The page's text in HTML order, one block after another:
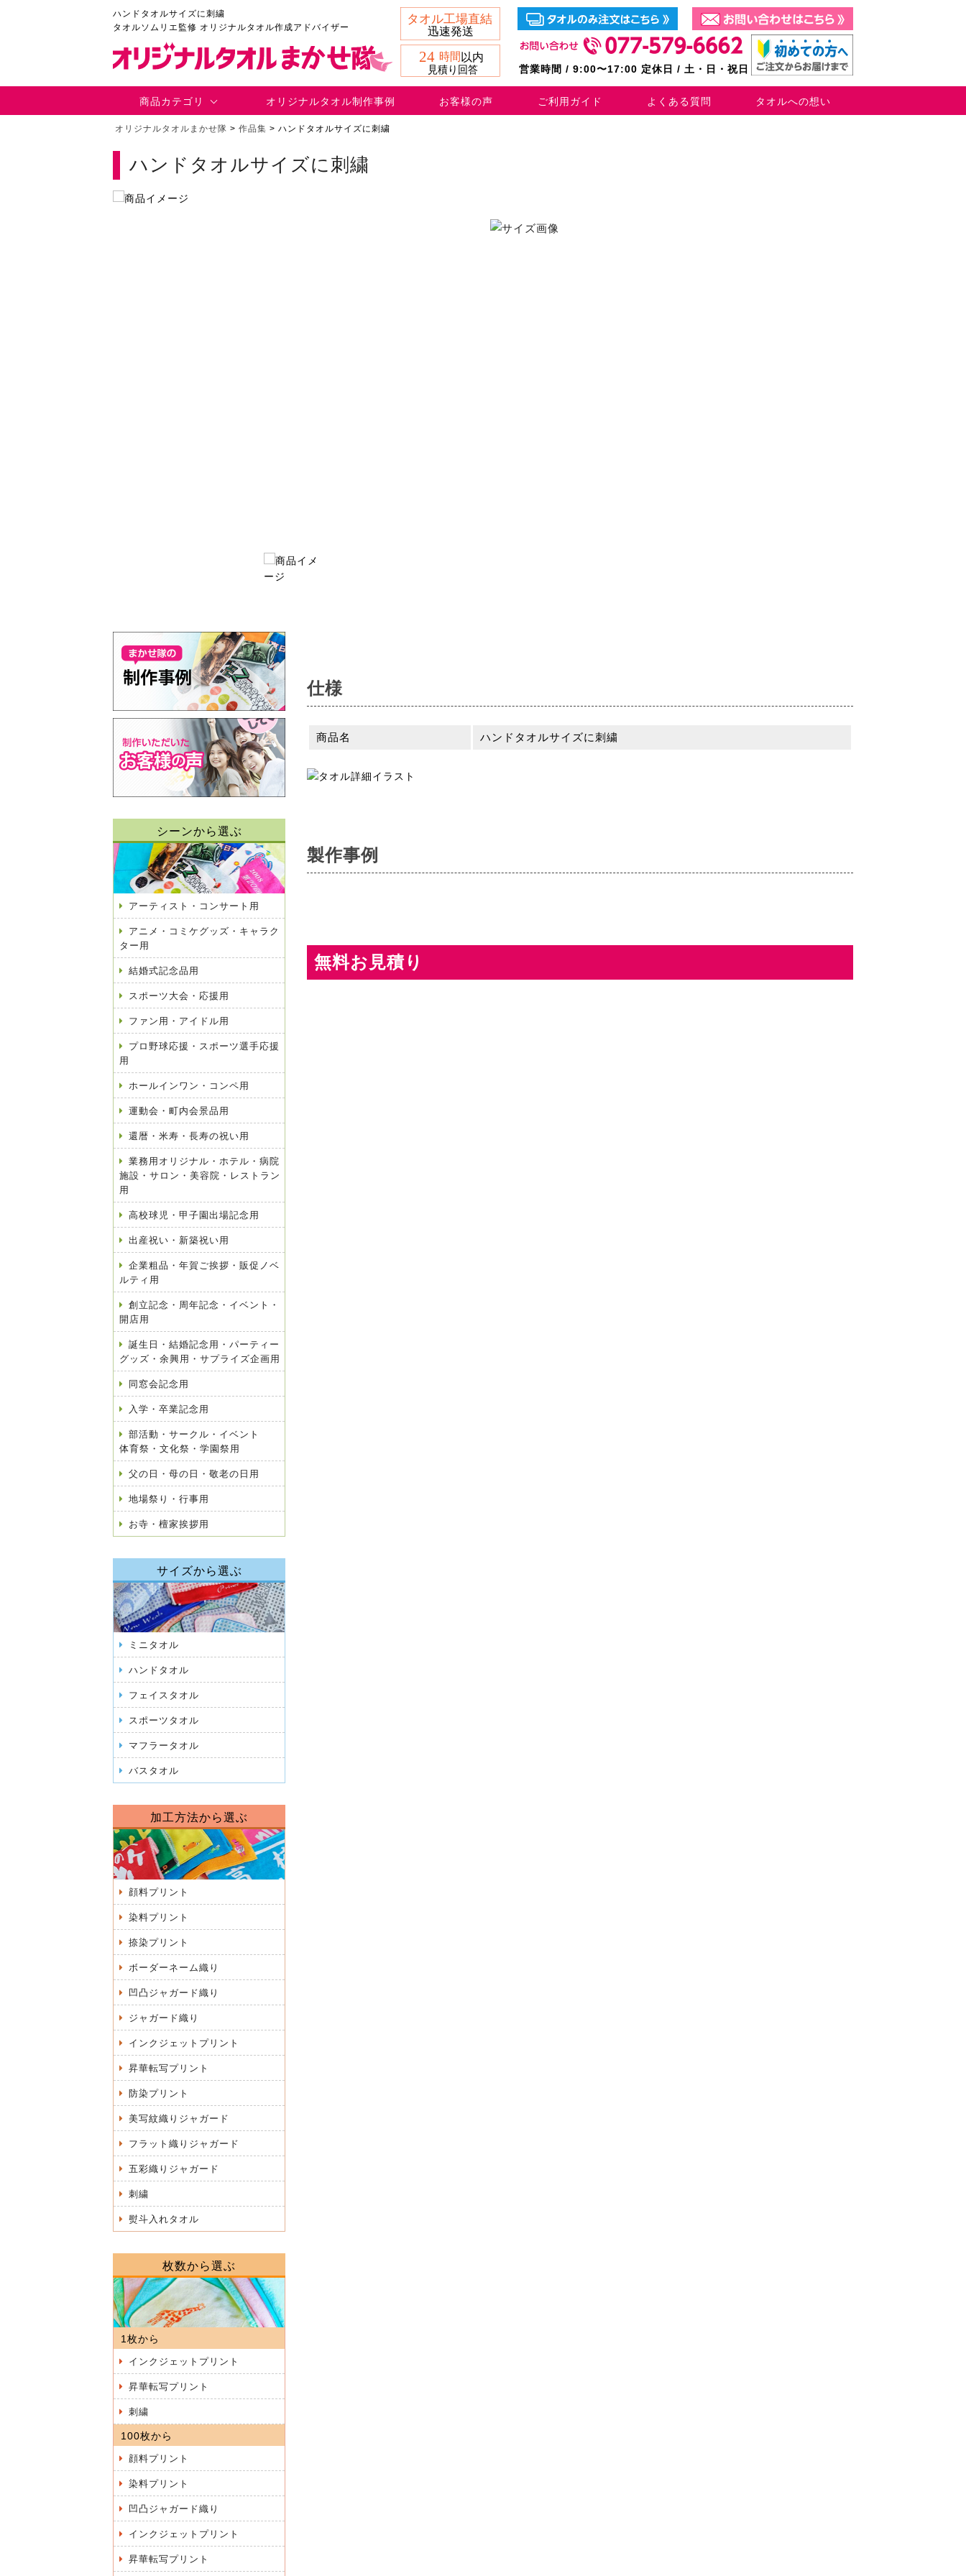
ハンドタオルサイズに刺繍
タオルソムリエ監修 オリジナルタオル作成アドバイザー
営業時間 / 9:00〜17:00 定休日 / 土・日・祝日
商品カテゴリ オリジナルタオル制作事例 お客様の声 ご利用ガイド よくある質問 タオルへの想い
オリジナルタオルまかせ隊 > 作品集 > ハンドタオルサイズに刺繍
ハンドタオルサイズに刺繍
シーンから選ぶ
アーティスト・コンサート用
アニメ・コミケグッズ・キャラク
ター用
結婚式記念品用
スポーツ大会・応援用
ファン用・アイドル用
プロ野球応援・スポーツ選手応援
用
ホールインワン・コンペ用
運動会・町内会景品用
還暦・米寿・長寿の祝い用
業務用オリジナル・ホテル・病院
施設・サロン・美容院・レストラン
用
高校球児・甲子園出場記念用
出産祝い・新築祝い用
企業粗品・年賀ご挨拶・販促ノベ
ルティ用
創立記念・周年記念・イベント・
開店用
誕生日・結婚記念用・パーティー
グッズ・余興用・サプライズ企画用
同窓会記念用
入学・卒業記念用
部活動・サークル・イベント
体育祭・文化祭・学園祭用
父の日・母の日・敬老の日用
地場祭り・行事用
お寺・檀家挨拶用
サイズから選ぶ
ミニタオル
ハンドタオル
フェイスタオル
スポーツタオル
マフラータオル
バスタオル
加工方法から選ぶ
顔料プリント
染料プリント
捺染プリント
ボーダーネーム織り
凹凸ジャガード織り
ジャガード織り
インクジェットプリント
昇華転写プリント
防染プリント
美写紋織りジャガード
フラット織りジャガード
五彩織りジャガード
刺繍
熨斗入れタオル
枚数から選ぶ
1枚から
インクジェットプリント
昇華転写プリント
刺繍
100枚から
顔料プリント
染料プリント
凹凸ジャガード織り
インクジェットプリント
昇華転写プリント
仕様
商品名 ハンドタオルサイズに刺繍
製作事例
無料お見積り